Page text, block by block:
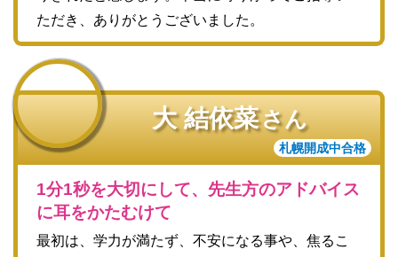
ただき、ありがとうございました。
大 結依菜さん
札幌開成中合格
1分1秒を大切にして、先生方のアドバイス
に耳をかたむけて
最初は、学力が満たず、不安になる事や、焦るこ